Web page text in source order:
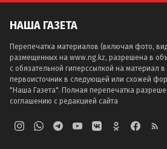
НАША ГАЗЕТА
Перепечатка материалов (включая фото,
размещенных на www.ng.kz, разрешена в
с обязательной гиперссылкой на материал
первоисточник в следующей или схожей
"Наша Газета". Полная перепечатка
соглашению с редакцией сайта